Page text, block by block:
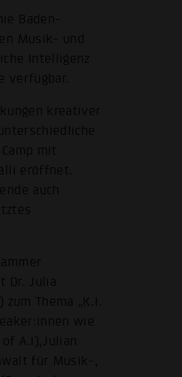
Baden-
Musik- und
Intelligenz
verfügbar.
kreativer
mit
eröffnet.
auch
Dr. Julia
Thema „K.I.
wie
A.I),Julian
für Musik-,